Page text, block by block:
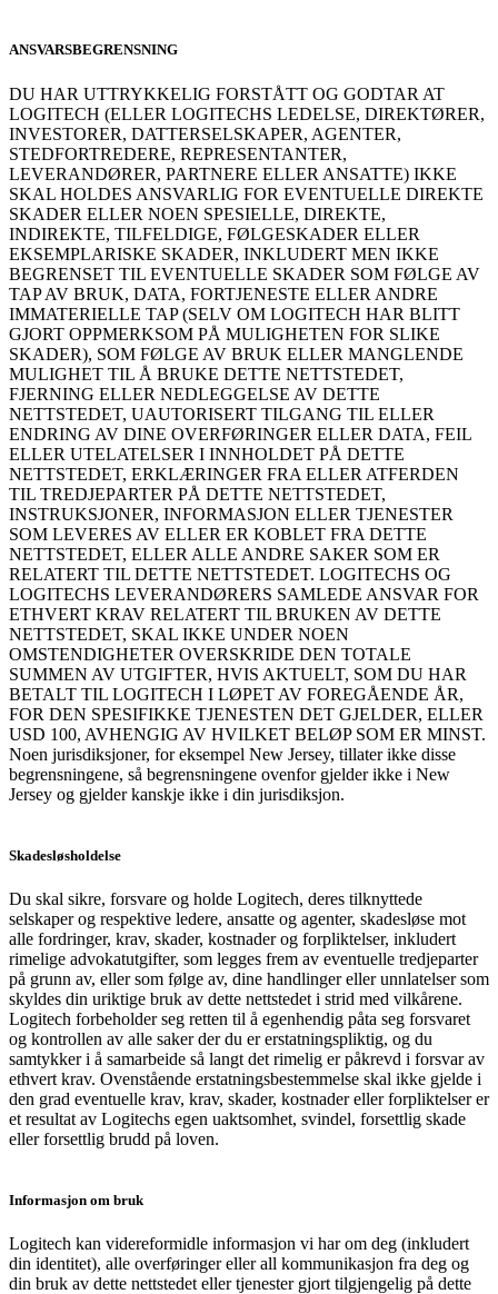
ANSVARSBEGRENSNING
DU HAR UTTRYKKELIG FORSTÅTT OG GODTAR AT
LOGITECH (ELLER LOGITECHS LEDELSE, DIREKTØRER,
INVESTORER, DATTERSELSKAPER, AGENTER,
STEDFORTREDERE, REPRESENTANTER,
LEVERANDØRER, PARTNERE ELLER ANSATTE) IKKE
SKAL HOLDES ANSVARLIG FOR EVENTUELLE DIREKTE
SKADER ELLER NOEN SPESIELLE, DIREKTE,
INDIREKTE, TILFELDIGE, FØLGESKADER ELLER
EKSEMPLARISKE SKADER, INKLUDERT MEN IKKE
BEGRENSET TIL EVENTUELLE SKADER SOM FØLGE AV
TAP AV BRUK, DATA, FORTJENESTE ELLER ANDRE
IMMATERIELLE TAP (SELV OM LOGITECH HAR BLITT
GJORT OPPMERKSOM PÅ MULIGHETEN FOR SLIKE
SKADER), SOM FØLGE AV BRUK ELLER MANGLENDE
MULIGHET TIL Å BRUKE DETTE NETTSTEDET,
FJERNING ELLER NEDLEGGELSE AV DETTE
NETTSTEDET, UAUTORISERT TILGANG TIL ELLER
ENDRING AV DINE OVERFØRINGER ELLER DATA, FEIL
ELLER UTELATELSER I INNHOLDET PÅ DETTE
NETTSTEDET, ERKLÆRINGER FRA ELLER ATFERDEN
TIL TREDJEPARTER PÅ DETTE NETTSTEDET,
INSTRUKSJONER, INFORMASJON ELLER TJENESTER
SOM LEVERES AV ELLER ER KOBLET FRA DETTE
NETTSTEDET, ELLER ALLE ANDRE SAKER SOM ER
RELATERT TIL DETTE NETTSTEDET. LOGITECHS OG
LOGITECHS LEVERANDØRERS SAMLEDE ANSVAR FOR
ETHVERT KRAV RELATERT TIL BRUKEN AV DETTE
NETTSTEDET, SKAL IKKE UNDER NOEN
OMSTENDIGHETER OVERSKRIDE DEN TOTALE
SUMMEN AV UTGIFTER, HVIS AKTUELT, SOM DU HAR
BETALT TIL LOGITECH I LØPET AV FOREGÅENDE ÅR,
FOR DEN SPESIFIKKE TJENESTEN DET GJELDER, ELLER
USD 100, AVHENGIG AV HVILKET BELØP SOM ER MINST.
Noen jurisdiksjoner, for eksempel New Jersey, tillater ikke disse
begrensningene, så begrensningene ovenfor gjelder ikke i New
Jersey og gjelder kanskje ikke i din jurisdiksjon.
Skadesløsholdelse
Du skal sikre, forsvare og holde Logitech, deres tilknyttede
selskaper og respektive ledere, ansatte og agenter, skadesløse mot
alle fordringer, krav, skader, kostnader og forpliktelser, inkludert
rimelige advokatutgifter, som legges frem av eventuelle tredjeparter
på grunn av, eller som følge av, dine handlinger eller unnlatelser som
skyldes din uriktige bruk av dette nettstedet i strid med vilkårene.
Logitech forbeholder seg retten til å egenhendig påta seg forsvaret
og kontrollen av alle saker der du er erstatningspliktig, og du
samtykker i å samarbeide så langt det rimelig er påkrevd i forsvar av
ethvert krav. Ovenstående erstatningsbestemmelse skal ikke gjelde i
den grad eventuelle krav, krav, skader, kostnader eller forpliktelser er
et resultat av Logitechs egen uaktsomhet, svindel, forsettlig skade
eller forsettlig brudd på loven.
Informasjon om bruk
Logitech kan videreformidle informasjon vi har om deg (inkludert
din identitet), alle overføringer eller all kommunikasjon fra deg og
din bruk av dette nettstedet eller tjenester gjort tilgjengelig på dette